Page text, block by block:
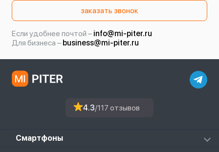
заказать звонок
Если удобнее почтой – info@mi-piter.ru
Для бизнеса – business@mi-piter.ru
4.3/117 отзывов
Смартфоны